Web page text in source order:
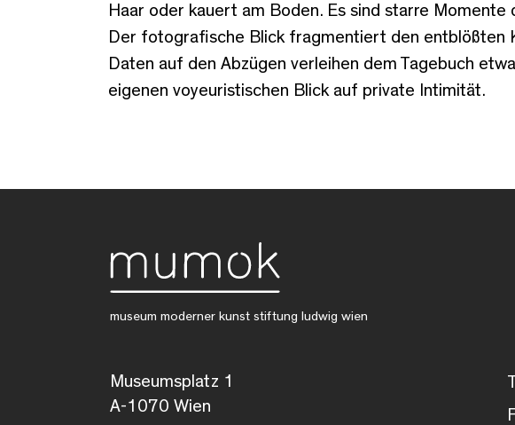
Haar oder kauert am Boden. Es sind starre
Der fotografische Blick fragmentiert den entblößten
Daten auf den Abzügen verleihen dem Tagebuch
eigenen voyeuristischen Blick auf private Intimität.
museum moderner kunst stiftung ludwig wien
Museumsplatz 1
A-1070 Wien